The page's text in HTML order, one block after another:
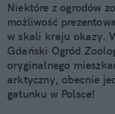
Niektóre z ogrodów
możliwość
w skali kraju okazy.
Gdański Ogród
oryginalnego
arktyczny, obecnie
gatunku w Polsce!